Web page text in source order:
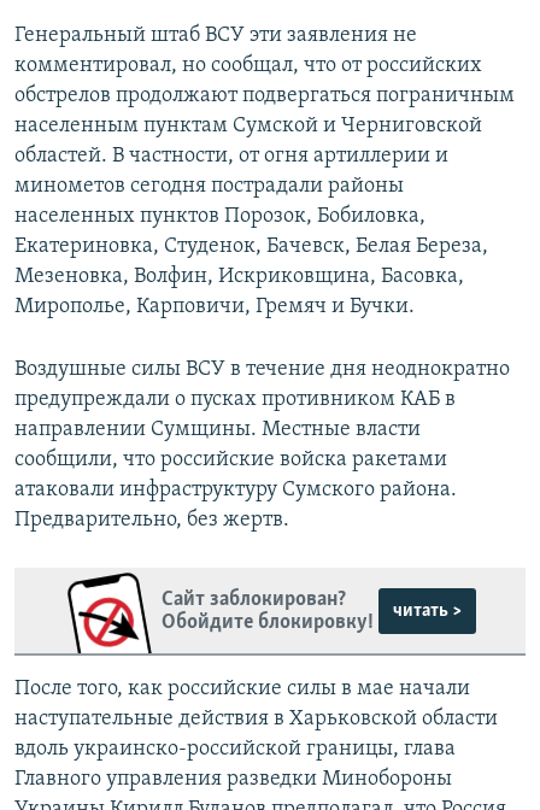
Генеральный штаб ВСУ эти заявления не
комментировал, но сообщал, что от российских
обстрелов продолжают подвергаться пограничным
населенным пунктам Сумской и Черниговской
областей. В частности, от огня артиллерии и
минометов сегодня пострадали районы
населенных пунктов Порозок, Бобиловка,
Екатериновка, Студенок, Бачевск, Белая Береза,
Мезеновка, Волфин, Искриковщина, Басовка,
Мирополье, Карповичи, Гремяч и Бучки.
Воздушные силы ВСУ в течение дня неоднократно
предупреждали о пусках противником КАБ в
направлении Сумщины. Местные власти
сообщили, что российские войска ракетами
атаковали инфраструктуру Сумского района.
Предварительно, без жертв.
Сайт заблокирован?
Обойдите блокировку!
читать >
После того, как российские силы в мае начали
наступательные действия в Харьковской области
вдоль украинско-российской границы, глава
Главного управления разведки Минобороны